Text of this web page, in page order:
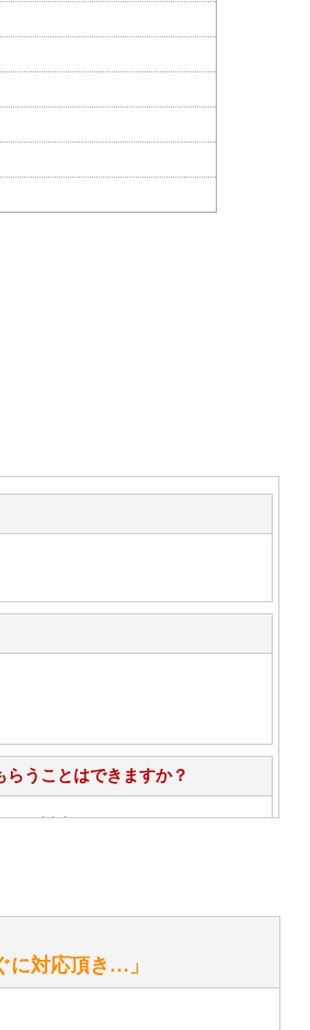
うことはできますか？
入れ方法を教えてください。
に対応頂き…」